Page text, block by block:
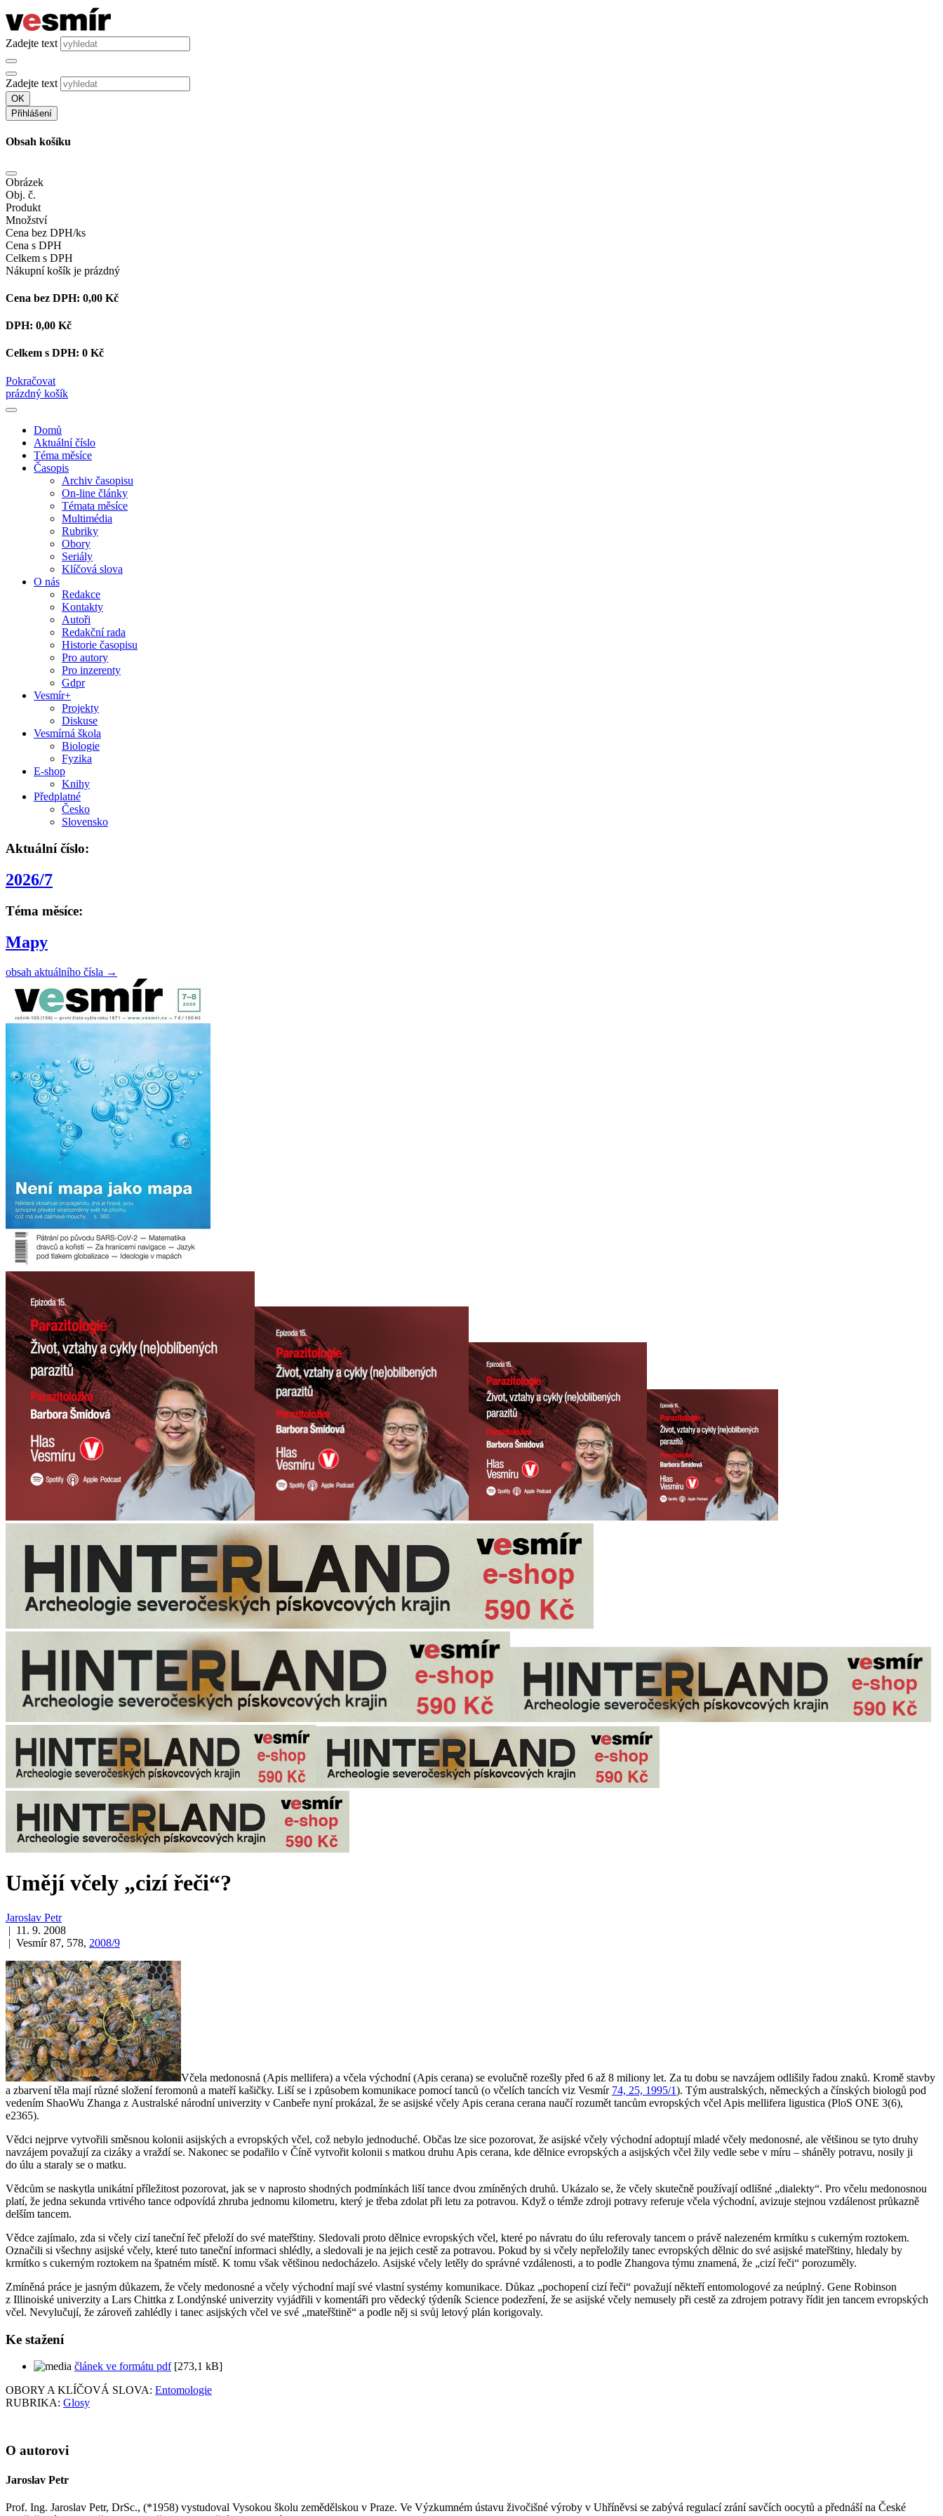
Zadejte text
Zadejte text
OK
Přihlášení
Obsah košíku
Obrázek
Obj. č.
Produkt
Množství
Cena bez DPH/ks
Cena s DPH
Celkem s DPH
Nákupní košík je prázdný
Cena bez DPH: 0,00 Kč
DPH: 0,00 Kč
Celkem s DPH: 0 Kč
Pokračovat
prázdný košík
Domů
Aktuální číslo
Téma měsíce
Časopis
Archiv časopisu
On-line články
Témata měsíce
Multimédia
Rubriky
Obory
Seriály
Klíčová slova
O nás
Redakce
Kontakty
Autoři
Redakční rada
Historie časopisu
Pro autory
Pro inzerenty
Gdpr
Vesmír+
Projekty
Diskuse
Vesmírná škola
Biologie
Fyzika
E-shop
Knihy
Předplatné
Česko
Slovensko
Aktuální číslo:
2026/7
Téma měsíce:
Mapy
obsah aktuálního čísla →
Umějí včely „cizí řeči“?
Jaroslav Petr
| 11. 9. 2008
| Vesmír 87, 578, 2008/9
Včela medonosná (Apis mellifera) a včela východní (Apis cerana) se evolučně rozešly před 6 až 8 miliony let. Za tu dobu se navzájem odlišily řadou znaků. Kromě stavby
a zbarvení těla mají různé složení feromonů a mateří kašičky. Liší se i způsobem komunikace pomocí tanců (o včelích tancích viz Vesmír 74, 25, 1995/1). Tým australských, německých a čínských biologů pod
vedením ShaoWu Zhanga z Australské národní univerzity v Canbeře nyní prokázal, že se asijské včely Apis cerana cerana naučí rozumět tancům evropských včel Apis mellifera ligustica (PloS ONE 3(6),
e2365).
Vědci nejprve vytvořili směsnou kolonii asijských a evropských včel, což nebylo jednoduché. Občas lze sice pozorovat, že asijské včely východní adoptují mladé včely medonosné, ale většinou se tyto druhy
navzájem považují za cizáky a vraždí se. Nakonec se podařilo v Číně vytvořit kolonii s matkou druhu Apis cerana, kde dělnice evropských a asijských včel žily vedle sebe v míru – sháněly potravu, nosily ji
do úlu a staraly se o matku.
Vědcům se naskytla unikátní příležitost pozorovat, jak se v naprosto shodných podmínkách liší tance dvou zmíněných druhů. Ukázalo se, že včely skutečně používají odlišné „dialekty“. Pro včelu medonosnou
platí, že jedna sekunda vrtivého tance odpovídá zhruba jednomu kilometru, který je třeba zdolat při letu za potravou. Když o témže zdroji potravy referuje včela východní, avizuje stejnou vzdálenost průkazně
delším tancem.
Vědce zajímalo, zda si včely cizí taneční řeč přeloží do své mateřštiny. Sledovali proto dělnice evropských včel, které po návratu do úlu referovaly tancem o právě nalezeném krmítku s cukerným roztokem.
Označili si všechny asijské včely, které tuto taneční informaci shlédly, a sledovali je na jejich cestě za potravou. Pokud by si včely nepřeložily tanec evropských dělnic do své asijské mateřštiny, hledaly by
krmítko s cukerným roztokem na špatném místě. K tomu však většinou nedocházelo. Asijské včely letěly do správné vzdálenosti, a to podle Zhangova týmu znamená, že „cizí řeči“ porozuměly.
Zmíněná práce je jasným důkazem, že včely medonosné a včely východní mají své vlastní systémy komunikace. Důkaz „pochopení cizí řeči“ považují někteří entomologové za neúplný. Gene Robinson
z Illinoiské univerzity a Lars Chittka z Londýnské univerzity vyjádřili v komentáři pro vědecký týdeník Science podezření, že se asijské včely nemusely při cestě za zdrojem potravy řídit jen tancem evropských
včel. Nevylučují, že zároveň zahlédly i tanec asijských včel ve své „mateřštině“ a podle něj si svůj letový plán korigovaly.
Ke stažení
článek ve formátu pdf[273,1 kB]
OBORY A KLÍČOVÁ SLOVA: Entomologie
RUBRIKA: Glosy
O autorovi
Jaroslav Petr
Prof. Ing. Jaroslav Petr, DrSc., (*1958) vystudoval Vysokou školu zemědělskou v Praze. Ve Výzkumném ústavu živočišné výroby v Uhříněvsi se zabývá regulací zrání savčích oocytů a přednáší na České